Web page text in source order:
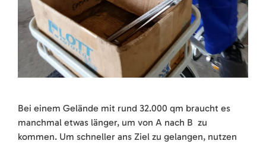
Bei einem Gelände mit rund 32.000 qm braucht es
manchmal etwas länger, um von A nach B zu
kommen. Um schneller ans Ziel zu gelangen, nutzen